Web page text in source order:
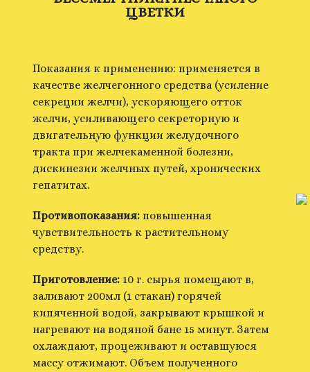
ЦВЕТКИ
Показания к применению: применяется в
качестве желчегонного средства (усиление
секреции желчи), ускоряющего отток
желчи, усиливающего секреторную и
двигательную функции желудочного
тракта при желчекаменной болезни,
дискинезии желчных путей, хронических
гепатитах.
Противопоказания: повышенная
чувствительность к растительному
средству.
Приготовление: 10 г. сырья помещают в,
заливают 200мл (1 стакан) горячей
кипяченной водой, закрывают крышкой и
нагревают на водяной бане 15 минут. Затем
охлаждают, процеживают и оставшуюся
массу отжимают. Объем полученного